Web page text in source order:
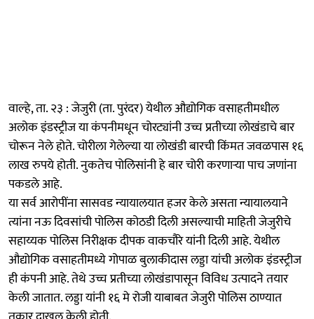
वाल्हे, ता. २३ : जेजुरी (ता. पुरंदर) येथील औद्योगिक वसाहतीमधील
अलोक इंडस्ट्रीज या कंपनीमधून चोरट्यांनी उच्च प्रतीच्या लोखंडाचे बार
चोरून नेले होते. चोरीला गेलेल्या या लोखंडी बारची किंमत जवळपास १६
लाख रुपये होती. नुकतेच पोलिसांनी हे बार चोरी करणाऱ्या पाच जणांना
पकडले आहे.
या सर्व आरोपींना सासवड न्यायालयात हजर केले असता न्यायालयाने
त्यांना नऊ दिवसांची पोलिस कोठडी दिली असल्याची माहिती जेजुरीचे
सहाय्यक पोलिस निरीक्षक दीपक वाकचौरे यांनी दिली आहे. येथील
औद्योगिक वसाहतीमध्ये गोपाळ बुलाकीदास लड्डा यांची अलोक इंडस्ट्रीज
ही कंपनी आहे. तेथे उच्च प्रतीच्या लोखंडापासून विविध उत्पादने तयार
केली जातात. लड्डा यांनी १६ मे रोजी याबाबत जेजुरी पोलिस ठाण्यात